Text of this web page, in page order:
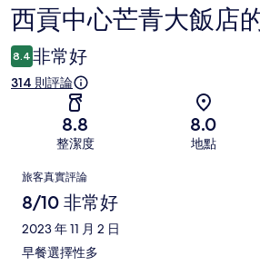
評
論
西貢中心芒青大飯店
8.4 非常好
314 則評論
8.8
整潔度
8.0
地點
評
論
旅客真實評論
8/10 非常好
2023 年 11 月 2 日
早餐選擇性多